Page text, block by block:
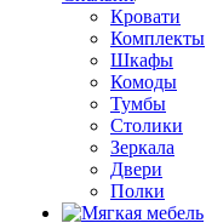
Кровати
Комплекты
Шкафы
Комоды
Тумбы
Столики
Зеркала
Двери
Полки